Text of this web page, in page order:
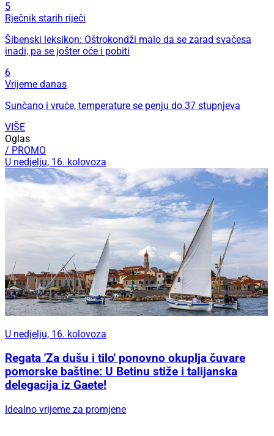
5
Rječnik starih riječi
Šibenski leksikon: Oštrokondži malo da se zarad svačesa
inadi, pa se jošter oće i pobiti
6
Vrijeme danas
Sunčano i vruće, temperature se penju do 37 stupnjeva
VIŠE
Oglas
/ PROMO
U nedjelju, 16. kolovoza
U nedjelju, 16. kolovoza
Regata 'Za dušu i tilo' ponovno okuplja čuvare
pomorske baštine: U Betinu stiže i talijanska
delegacija iz Gaete!
Idealno vrijeme za promjene